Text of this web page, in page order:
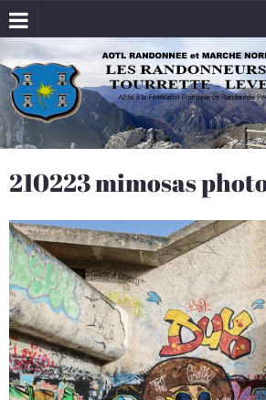
210223 mimosas